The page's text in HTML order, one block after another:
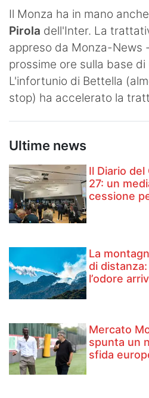
Volley
Hockey
Altri sport
Hockey
Pallamano
Altre
News
Turismo
Eventi
Il Monza ha in mano
Pirola dell'Inter. La
appreso da Monza-News
prossime ore sulla base
L'infortunio di Bettella
stop) ha accelerato la
Ultime news
Il Diario
27: un
cessione
La
di
l’odore
Mercato
spunta un
sfida